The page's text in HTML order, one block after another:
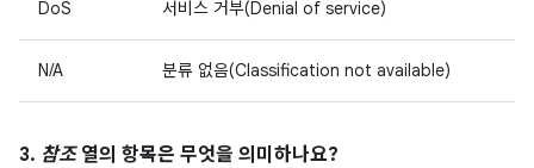
DoS 서비스 거부(Denial of service)
N/A 분류 없음(Classification not available)
3. 참조열의 항목은 무엇을 의미하나요?